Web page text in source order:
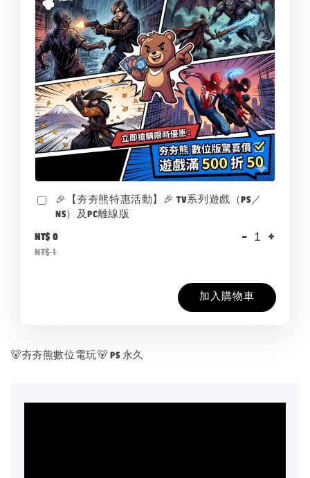
🎉【夯夯熊特惠活動】🎉 TV系列遊戲（PS／
NS）及PC離線版
NT$ 0
NT$ 1
- +
加入購物車
🐻夯夯熊數位電玩🐻 PS 永久